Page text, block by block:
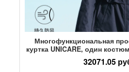
Многофункциональная
куртка UNICARE, один
зимние теплые и холодные
куртки,
32071.05